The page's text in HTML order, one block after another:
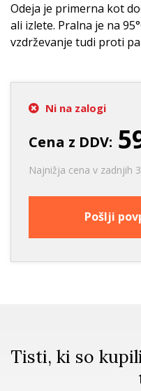
Odeja je primerna kot
ali izlete. Pralna je na
vzdrževanje tudi proti
Ni na zalogi
Cena z DDV:
Najnižja cena v zadnjih
Pošlji
Tisti, ki so